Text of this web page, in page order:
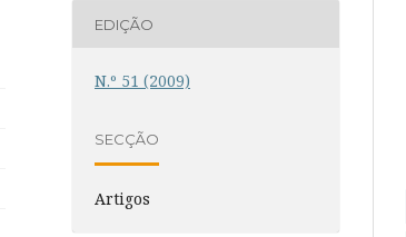
EDIÇÃO
N.º 51 (2009)
SECÇÃO
Artigos